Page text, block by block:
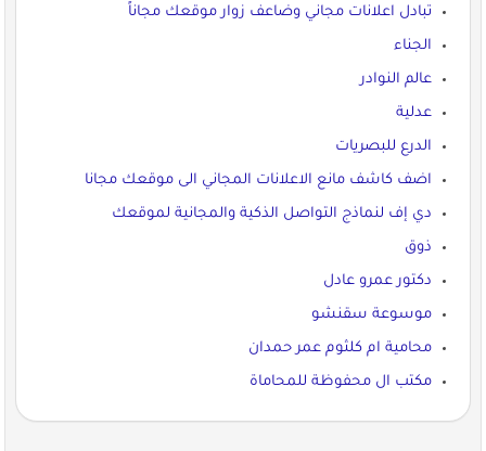
تبادل اعلانات مجاني وضاعف زوار موقعك مجاناً
الجناء
عالم النوادر
عدلية
الدرع للبصريات
اضف كاشف مانع الاعلانات المجاني الى موقعك مجانا
دي إف لنماذج التواصل الذكية والمجانية لموقعك
ذوق
دكتور عمرو عادل
موسوعة سقنشو
محامية ام كلثوم عمر حمدان
مكتب ال محفوظة للمحاماة